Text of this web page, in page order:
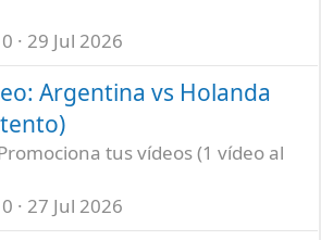
0 29 Jul 2026
Argentina vs Holanda
tus vídeos (1 vídeo al
0 27 Jul 2026